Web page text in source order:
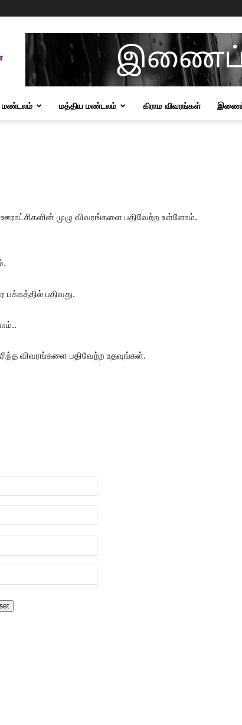
மண்டலம் மத்திய மண்டலம் கிராம விவரங்கள்
முழு விவரங்களை பதிவேற்ற உள்ளோம்.
பதிவது.
விவரங்களை பதிவேற்ற உதவுங்கள்.